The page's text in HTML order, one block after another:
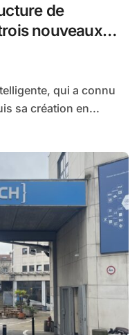
de
nouveaux
sa création en...